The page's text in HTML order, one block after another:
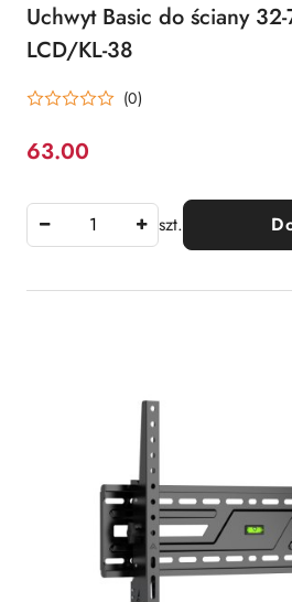
Uchwyt Basic do ściany
LCD/KL-38
(0)
Cena:
63.00
szt.